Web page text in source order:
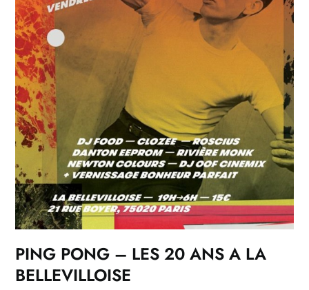
PING PONG – LES 20 ANS A LA
BELLEVILLOISE